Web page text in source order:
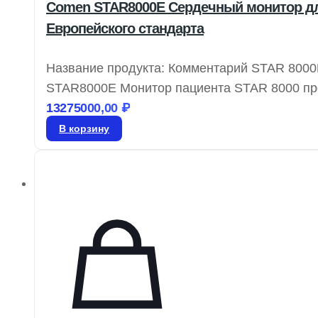
Comen STAR8000E Сердечный монитор
Европейского стандарта
Название продукта: Комментарий STAR
STAR8000E Монитор пациента STAR 8000
точном соответствии с европейскими
долговечностью, а также надежной
13275000,00 ₽
В корзину